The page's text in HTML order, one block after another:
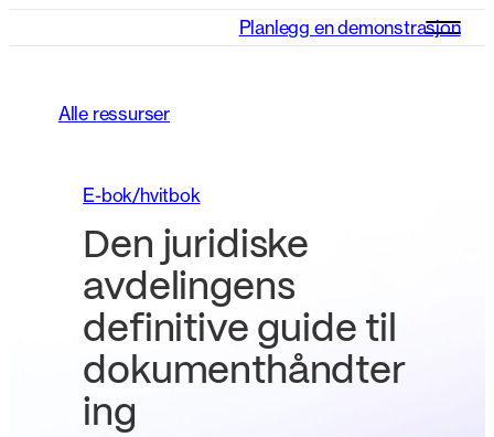
Planlegg en demonstrasjon
Alle ressurser
E-bok/hvitbok
Den juridiske
avdelingens
definitive guide til
dokumenthåndter
ing